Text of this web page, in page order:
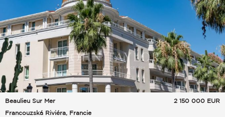
Beaulieu Sur Mer
Francouzská Riviéra, Francie
2 150 000 EUR